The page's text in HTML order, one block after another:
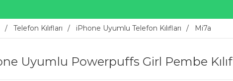
Telefon Kılıfları iPhone Uyumlu Telefon Kılıfları Mi7a
Uyumlu Powerpuffs Girl Pembe Kılıf